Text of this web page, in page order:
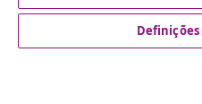
© 2008-2026 vidaXL
Definições